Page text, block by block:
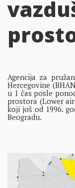
Agencija za
Hercegovine
u 1 čas posle
prostora (Lower
koji još od 1996.
Beogradu.